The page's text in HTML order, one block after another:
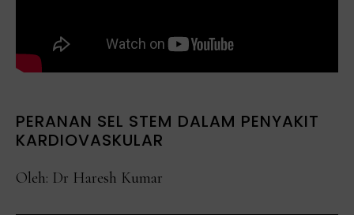
PERANAN SEL STEM DALAM PENYAKIT
KARDIOVASKULAR
Oleh: Dr Haresh Kumar